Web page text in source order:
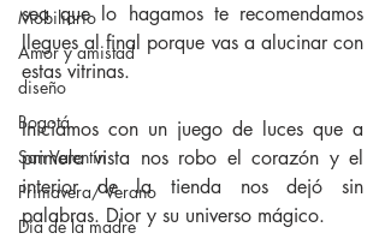
Mobiliario
Amor y amistad
diseño
Bogotá
San Valentín
Primavera/ Verano
Día de la madre
sea que lo hagamos te recomendamos
llegues al final porque vas a alucinar con
estas vitrinas.
Iniciamos con un juego de luces que a
primera vista nos robo el corazón y el
interior de la tienda nos dejó sin
palabras. Dior y su universo mágico.